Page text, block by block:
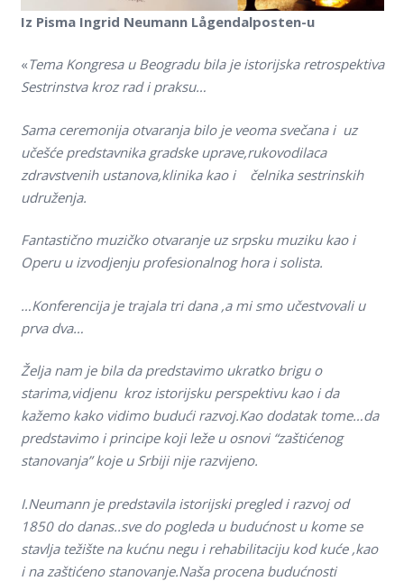
Iz Pisma Ingrid Neumann Lågendalposten-u
«Tema Kongresa u Beogradu bila je istorijska retrospektiva
Sestrinstva kroz rad i praksu…
Sama ceremonija otvaranja bilo je veoma svečana i uz
učešće predstavnika gradske uprave,rukovodilaca
zdravstvenih ustanova,klinika kao i čelnika sestrinskih
udruženja.
Fantastično muzičko otvaranje uz srpsku muziku kao i
Operu u izvodjenju profesionalnog hora i solista.
…Konferencija je trajala tri dana ,a mi smo učestvovali u
prva dva…
Želja nam je bila da predstavimo ukratko brigu o
starima,vidjenu kroz istorijsku perspektivu kao i da
kažemo kako vidimo budući razvoj.Kao dodatak tome…da
predstavimo i principe koji leže u osnovi “zaštićenog
stanovanja” koje u Srbiji nije razvijeno.
I.Neumann je predstavila istorijski pregled i razvoj od
1850 do danas..sve do pogleda u budućnost u kome se
stavlja težište na kućnu negu i rehabilitaciju kod kuće ,kao
i na zaštićeno stanovanje.Naša procena budućnosti